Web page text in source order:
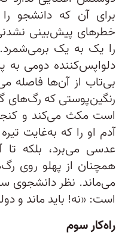
برای آن که دانشجو
خطرهای ‌پیش‌بینی
را یک به یک
دلواپس‌کننده دومی به
بی‌تاب از آن‌ها فاصله
رنگین‌پوستی که رگ‌های
است مکث می‌کند و
آدم او را که به‌غایت
عدسی می‌برد، بلکه
همچنان از پهلو روی
می‌ماند. نظر دانشجوی
است: «نه! باید ماند و
راه‌کار سوم